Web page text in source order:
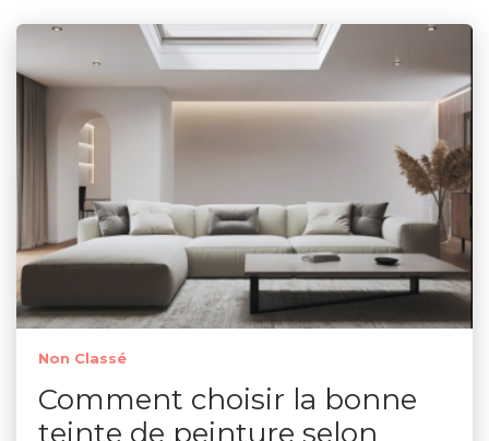
Non Classé
Comment choisir la bonne
teinte de peinture selon